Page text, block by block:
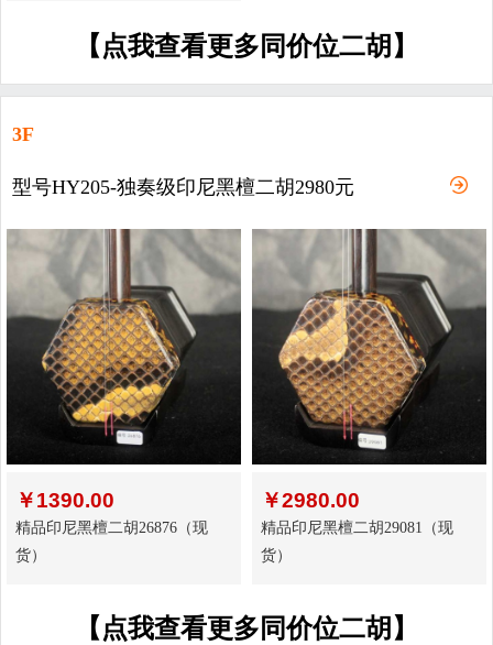
【点我查看更多同价位二胡】
3F
型号HY205-独奏级印尼黑檀二胡2980元
￥1390.00
精品印尼黑檀二胡26876（现
货）
￥2980.00
精品印尼黑檀二胡29081（现
货）
【点我查看更多同价位二胡】